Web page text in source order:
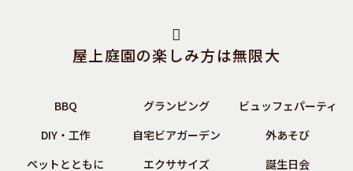
屋上庭園の楽しみ方は無限大
BBQ グランピング
ビュッフェパーティ
DIY・工作
自宅ビアガーデン
外あそび
ペットとともに
エクササイズ
誕生日会